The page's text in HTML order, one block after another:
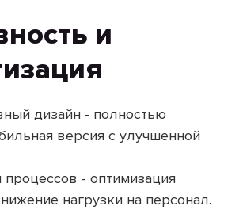
и
дизайн - полностью
версия с улучшенной
процессов - оптимизация
нагрузки на персонал.